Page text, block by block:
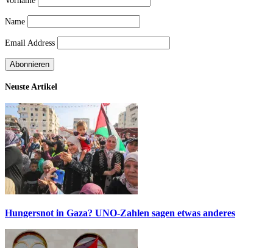
Name
Email Address
Neuste Artikel
Hungersnot in Gaza? UNO-Zahlen sagen etwas anderes